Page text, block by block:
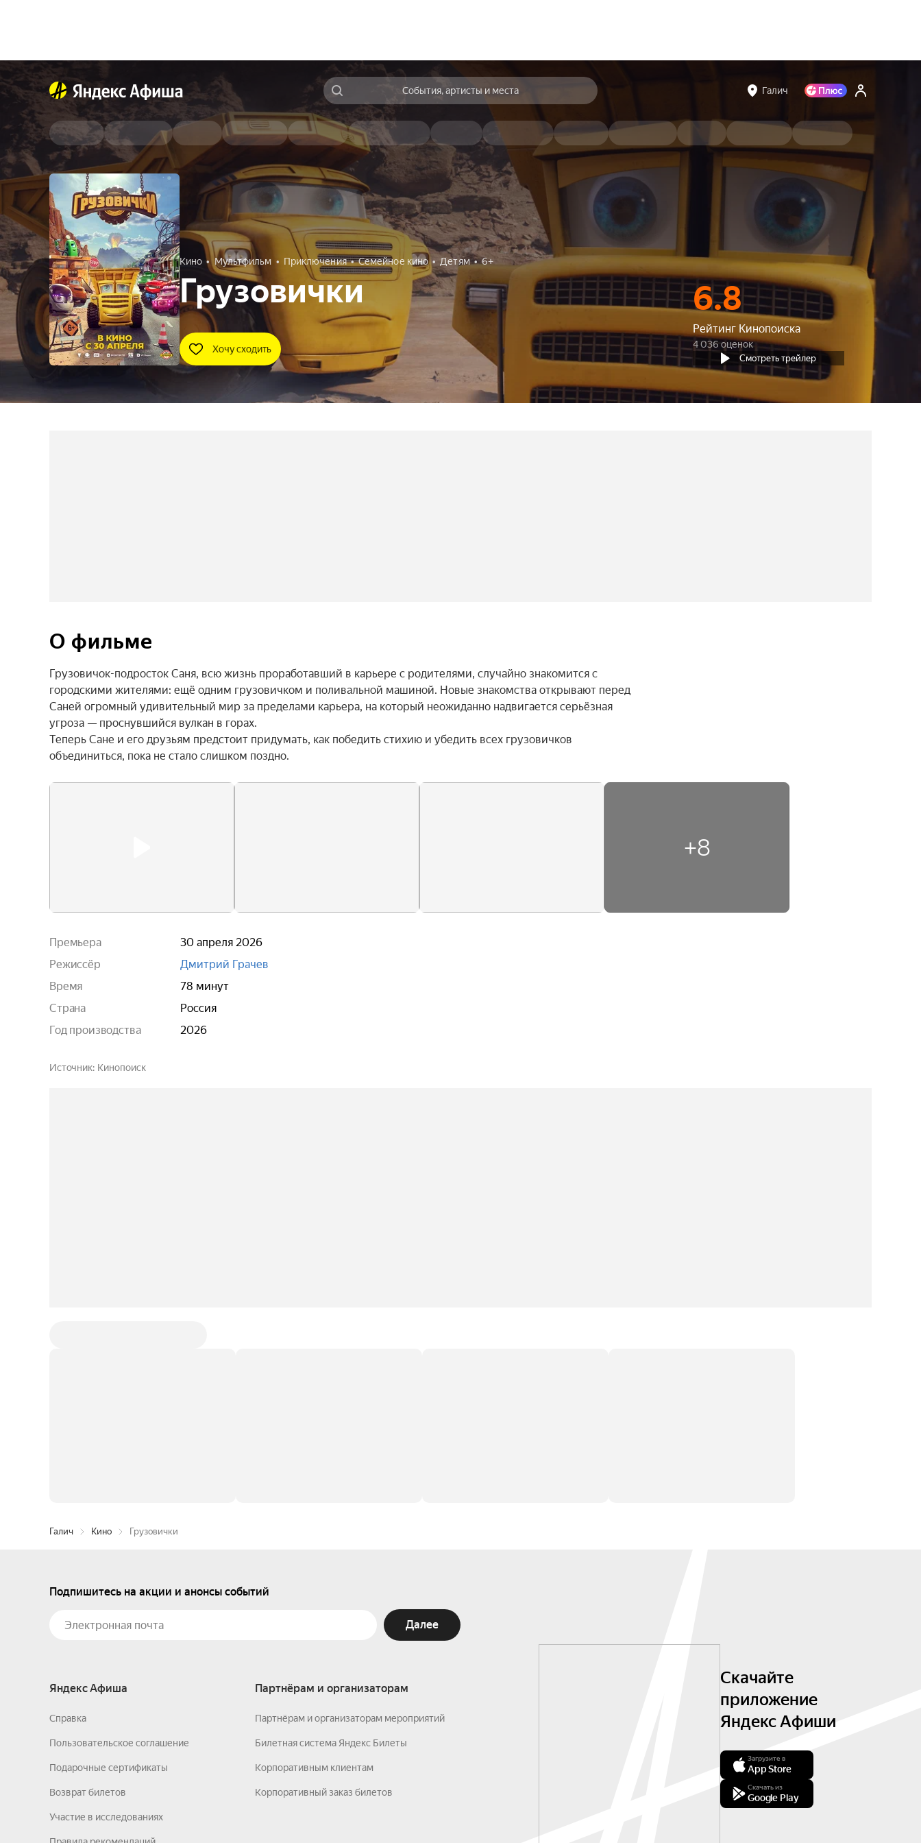
События, артисты и места Галич
Кино Мультфильм Приключения Семейное кино Детям 6+
Грузовички
Хочу сходить
6.8
Рейтинг Кинопоиска
4 036 оценок
Смотреть трейлер
О фильме
Грузовичок-подросток Саня, всю жизнь проработавший в карьере с родителями, случайно знакомится с
городскими жителями: ещё одним грузовичком и поливальной машиной. Новые знакомства открывают перед
Саней огромный удивительный мир за пределами карьера, на который неожиданно надвигается серьёзная
угроза — проснувшийся вулкан в горах.
Теперь Сане и его друзьям предстоит придумать, как победить стихию и убедить всех грузовичков
объединиться, пока не стало слишком поздно.
+8
Премьера
30 апреля 2026
Режиссёр
Дмитрий Грачев
Время
78 минут
Страна
Россия
Год производства
2026
Источник Кинопоиск
Галич Кино Грузовички
Подпишитесь на акции и анонсы событий
Далее
Яндекс Афиша
Справка
Пользовательское соглашение
Подарочные сертификаты
Возврат билетов
Участие в исследованиях
Партнёрам и организаторам
Партнёрам и организаторам мероприятий
Билетная система Яндекс Билеты
Корпоративным клиентам
Корпоративный заказ билетов
Скачайте
приложение
Яндекс Афиши
Загрузите в
App Store
Скачать из
Google Play